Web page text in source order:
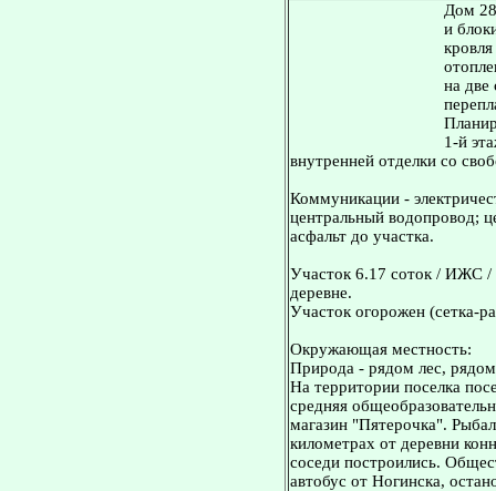
Дом
и
на
1-й
внутренней отделки со
Коммуникации -
центральный водопровод;
асфальт до участка.
Участок 6.17 соток / ИЖС /
деревне.
Участок огорожен (сетка-
Окружающая местность:
Природа - рядом лес,
На территории поселка
средняя
магазин "Пятерочка".
километрах от деревни
соседи построились.
автобус от Ногинска,